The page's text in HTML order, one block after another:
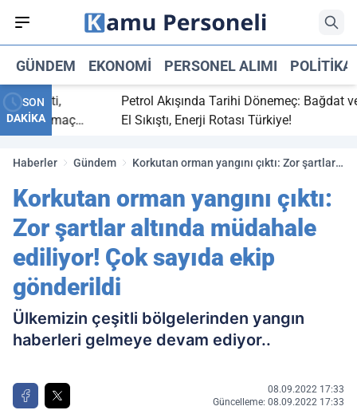
GÜNDEM EKONOMI PERSONEL ALIMI POLITIKA
SON
DAKİKA
bitti,
maç
Petrol Akışında Tarihi Dönemeç: Bağdat ve
El Sıkıştı, Enerji Rotası Türkiye!
Haberler Gündem
Korkutan orman yangını çıktı: Zor şartlar
ekip gönderildi
Korkutan orman yangını çıktı:
Zor şartlar altında müdahale
ediliyor! Çok sayıda ekip
gönderildi
Ülkemizin çeşitli bölgelerinden yangın
haberleri gelmeye devam ediyor..
08.09.2022 17:33
Güncelleme: 08.09.2022 17:33